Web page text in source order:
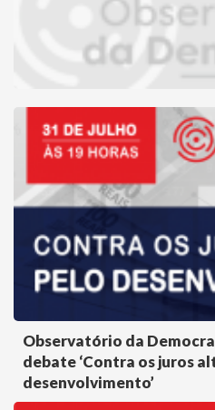
Observatório da
debate ‘Contra os juros
desenvolvimento’